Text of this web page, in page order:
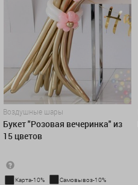
Воздушные шары
Букет "Розовая вечеринка" из
15 цветов
Карта-10% Самовывоз-10%